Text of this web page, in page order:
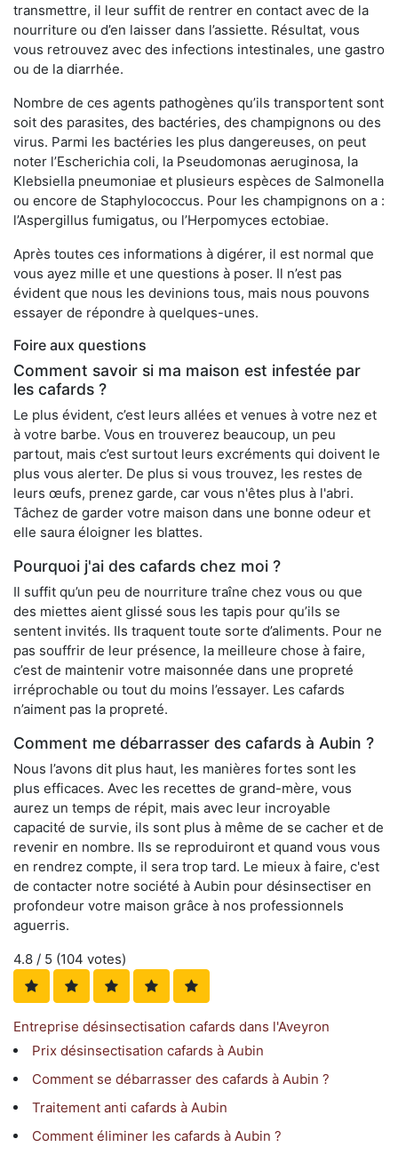
transmettre, il leur suffit de rentrer en contact avec de la
nourriture ou d’en laisser dans l’assiette. Résultat, vous
vous retrouvez avec des infections intestinales, une gastro
ou de la diarrhée.
Nombre de ces agents pathogènes qu’ils transportent sont
soit des parasites, des bactéries, des champignons ou des
virus. Parmi les bactéries les plus dangereuses, on peut
noter l’Escherichia coli, la Pseudomonas aeruginosa, la
Klebsiella pneumoniae et plusieurs espèces de Salmonella
ou encore de Staphylococcus. Pour les champignons on a :
l’Aspergillus fumigatus, ou l’Herpomyces ectobiae.
Après toutes ces informations à digérer, il est normal que
vous ayez mille et une questions à poser. Il n’est pas
évident que nous les devinions tous, mais nous pouvons
essayer de répondre à quelques-unes.
Foire aux questions
Comment savoir si ma maison est infestée par
les cafards ?
Le plus évident, c’est leurs allées et venues à votre nez et
à votre barbe. Vous en trouverez beaucoup, un peu
partout, mais c’est surtout leurs excréments qui doivent le
plus vous alerter. De plus si vous trouvez, les restes de
leurs œufs, prenez garde, car vous n'êtes plus à l'abri.
Tâchez de garder votre maison dans une bonne odeur et
elle saura éloigner les blattes.
Pourquoi j'ai des cafards chez moi ?
Il suffit qu’un peu de nourriture traîne chez vous ou que
des miettes aient glissé sous les tapis pour qu’ils se
sentent invités. Ils traquent toute sorte d’aliments. Pour ne
pas souffrir de leur présence, la meilleure chose à faire,
c’est de maintenir votre maisonnée dans une propreté
irréprochable ou tout du moins l’essayer. Les cafards
n’aiment pas la propreté.
Comment me débarrasser des cafards à Aubin ?
Nous l’avons dit plus haut, les manières fortes sont les
plus efficaces. Avec les recettes de grand-mère, vous
aurez un temps de répit, mais avec leur incroyable
capacité de survie, ils sont plus à même de se cacher et de
revenir en nombre. Ils se reproduiront et quand vous vous
en rendrez compte, il sera trop tard. Le mieux à faire, c'est
de contacter notre société à Aubin pour désinsectiser en
profondeur votre maison grâce à nos professionnels
aguerris.
4.8 / 5 (104 votes)
Entreprise désinsectisation cafards dans l'Aveyron
Prix désinsectisation cafards à Aubin
Comment se débarrasser des cafards à Aubin ?
Traitement anti cafards à Aubin
Comment éliminer les cafards à Aubin ?